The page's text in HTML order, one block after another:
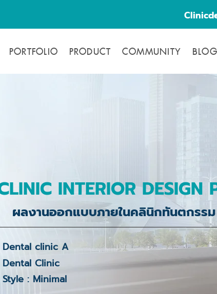
PORTFOLIO PRODUCT COMMUNITY BLOG
INTERIOR DESIGN
ผลงานออกแบบภายในคลินิกทันตกรรม
Dental clinic A
Dental Clinic
Style : Minimal